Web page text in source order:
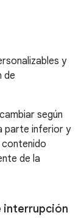
y
de
según
parte inferior y
contenido
de la
interrupción